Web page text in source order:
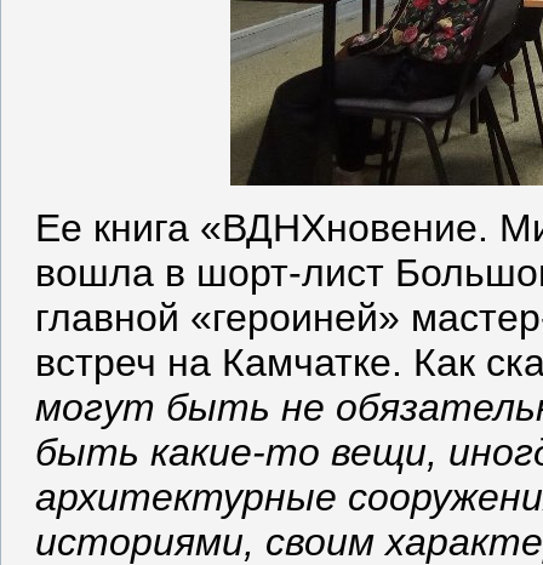
Ее книга «ВДНХновение.
вошла в шорт-лист
главной «героиней»
встреч на Камчатке. Как
могут быть не
быть какие-то вещи,
архитектурные
историями, своим